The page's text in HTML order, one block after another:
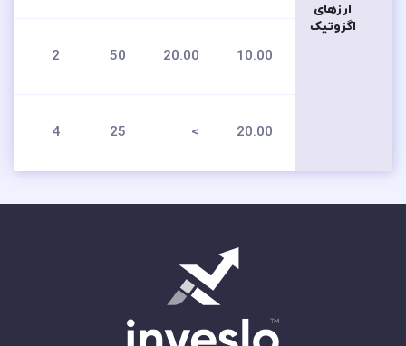
ارزهای
اگزوتیک
10.00
20.00
50
2
20.00
>
25
4